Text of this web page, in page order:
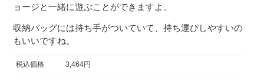
ョージと一緒に遊ぶことができますよ。
収納バッグには持ち手がついていて、持ち運びしやすいの
もいいですね。
税込価格 3,464円